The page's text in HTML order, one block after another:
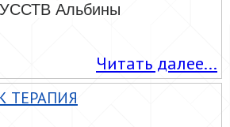
Альбины
Читать далее...
ТЕРАПИЯ